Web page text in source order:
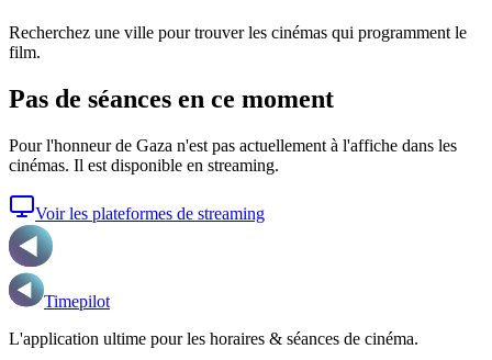
Recherchez une ville pour trouver les cinémas qui programment le
film.
Pas de séances en ce moment
Pour l'honneur de Gaza n'est pas actuellement à l'affiche dans les
cinémas. Il est disponible en streaming.
Voir les plateformes de streaming
Timepilot
L'application ultime pour les horaires & séances de cinéma.